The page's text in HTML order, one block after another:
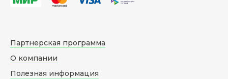
Партнерская программа
О компании
Полезная информация